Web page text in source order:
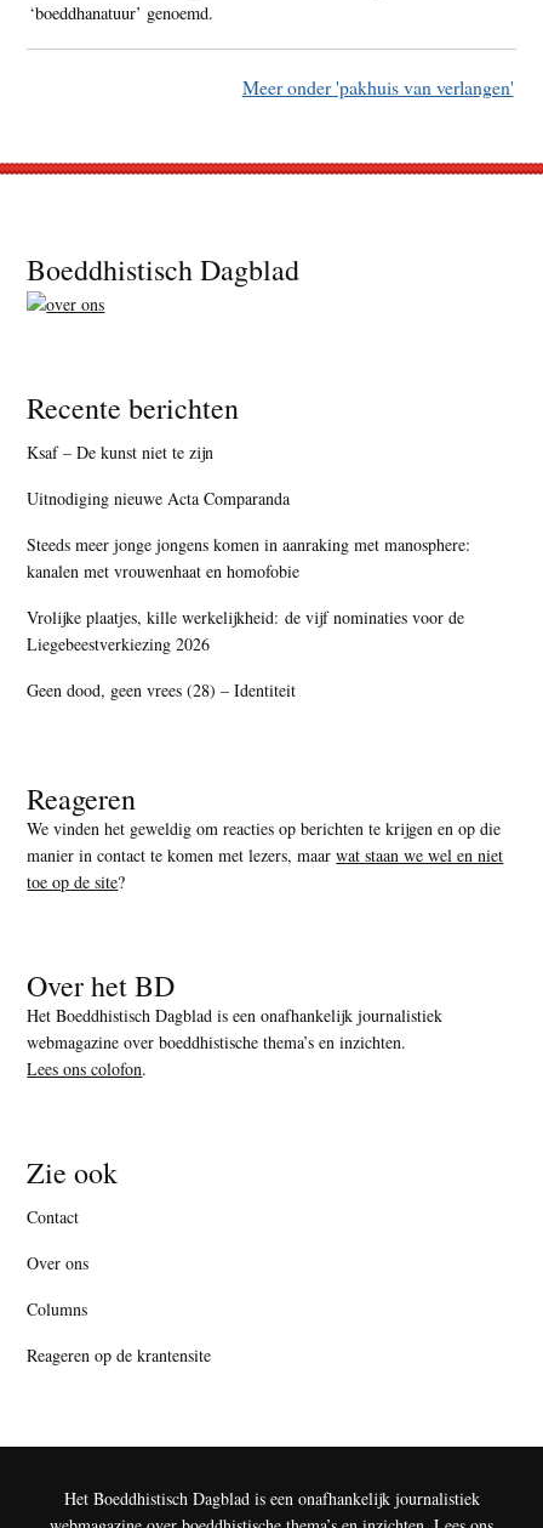
‘boeddhanatuur’ genoemd.
Meer onder 'pakhuis van verlangen'
Footer
Boeddhistisch Dagblad
Recente berichten
Ksaf – De kunst niet te zijn
Uitnodiging nieuwe Acta Comparanda
Steeds meer jonge jongens komen in aanraking met manosphere:
kanalen met vrouwenhaat en homofobie
Vrolijke plaatjes, kille werkelijkheid: de vijf nominaties voor de
Liegebeestverkiezing 2026
Geen dood, geen vrees (28) – Identiteit
Reageren
We vinden het geweldig om reacties op berichten te krijgen en op die
manier in contact te komen met lezers, maarwat staan we wel en niet
toe op de site?
Over het BD
Het Boeddhistisch Dagblad is een onafhankelijk journalistiek
webmagazine over boeddhistische thema’s en inzichten.
Lees ons colofon.
Zie ook
Contact
Over ons
Columns
Reageren op de krantensite
Het Boeddhistisch Dagblad is een onafhankelijk journalistiek